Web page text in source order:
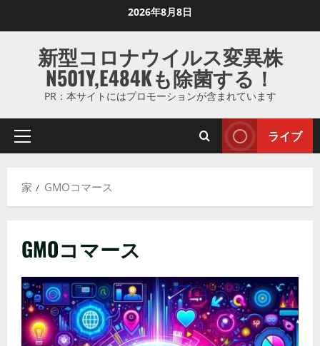
ス
ッ
ま
2026年8月8日
新型コロナウイルス変異株
N501Y,E484Kも除菌する！
PR：本サイトにはプロモーションが含まれています
プ
マ
ニ
ュ
ー
ライブ
家 GMOコマース
GMOコマース